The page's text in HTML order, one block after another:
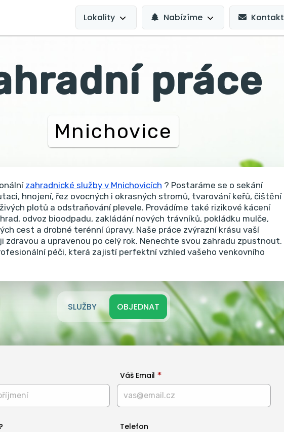
MAIN
NAVIGATION
Lokality Nabízíme Kontakt
práce
Mnichovice
zahradnické služby v Mnichovicích ? Postaráme se o sekání
hnojení, řez ovocných i okrasných stromů, tvarování keřů, čištění
plotů a odstraňování plevele. Provádíme také rizikové kácení
odvoz bioodpadu, zakládání nových trávníků, pokládku mulče,
cest a drobné terénní úpravy. Naše práce zvýrazní krásu vaší
zdravou a upravenou po celý rok. Nenechte svou zahradu zpustnout.
péči, která zajistí perfektní vzhled vašeho venkovního
SLUŽBY OBJEDNAT
Váš Email
Telefon